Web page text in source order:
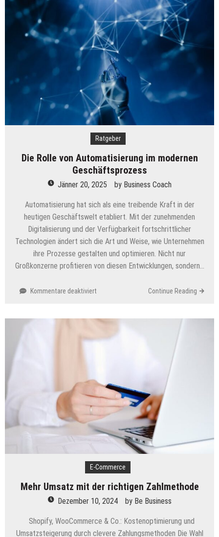
Effizienz,
Sicherheit
und
Markenwirkung
für
Ihr
Event
Ratgeber
Die Rolle von Automatisierung im modernen
Geschäftsprozess
Jänner 20, 2025 by Business Coach
Automatisierung hat sich als eine treibende Kraft in der
heutigen Geschäftswelt etabliert. Mit der zunehmenden
Digitalisierung und der Verfügbarkeit fortschrittlicher
Technologien ändert sich die Art und Weise, wie Unternehmen
ihre Prozesse gestalten und optimieren. Nicht nur
Großkonzerne profitieren von diesen Entwicklungen, sondern…
Kommentare deaktiviert
von
Automatisierung
im
Continue Reading
E-Commerce
Mehr Umsatz mit der richtigen Zahlmethode
Dezember 10, 2024 by Be Business
Shopify, WooCommerce & Co.: Kostenoptimierung und
Umsatzsteigerung durch clevere Zahlungsmethoden Die Wahl